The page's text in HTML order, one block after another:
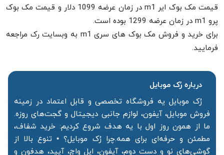
قیمت مک بوک ایر m1 در زمان عرضه 1099 دلار و قیمت مک بوک
پرو m1 در زمان عرضه 1299 بوده است.
برای خرید و فروش مک بوک های سری m1 به وبسایت رک مراجعه
فرمایید.
درباره رُک‌ موبایل
رُک موبایل یه فروشگاه تخصصی و قابل اعتماد در زمینه
فروش موبایل، آیفون، لوازم جانبی دیجیتال و گجت‌های روزه.
ما از همون روز اول با یه هدف شروع کردیم: خرید شفاف،
مطمئن و حرفه‌ای برای همه.چرا رُک موبایل؟ • تنوع بالا از
گوشی‌های نو و دست دوم، آیفون، اپل واچ، آیپد، هدفون و